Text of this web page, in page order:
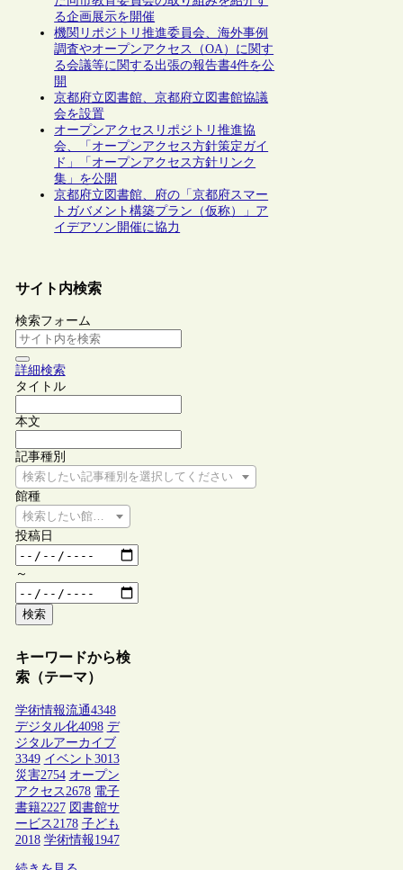
る企画展示を開催
機関リポジトリ推進委員会、海外事例
調査やオープンアクセス（OA）に関す
る会議等に関する出張の報告書4件を公
開
京都府立図書館、京都府立図書館協議
会を設置
オープンアクセスリポジトリ推進協
会、「オープンアクセス方針策定ガイ
ド」「オープンアクセス方針リンク
集」を公開
京都府立図書館、府の「京都府スマー
トガバメント構築プラン（仮称）」ア
イデアソン開催に協力
サイト内検索
検索フォーム
詳細検索
タイトル
本文
記事種別
検索したい記事種別を選択してください
館種
検索したい館種を選択してください
投稿日
～
検索
キーワードから検
索（テーマ）
学術情報流通4348
デジタル化4098 デ
ジタルアーカイブ
3349 イベント 3013
災害2754 オープン
アクセス 2678 電子
書籍2227 図書館サ
ービス 2178 子ども
2018 学術情報1947